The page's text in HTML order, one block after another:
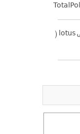
دانلود قالب آماده فارسی سایت شخصی lotus (